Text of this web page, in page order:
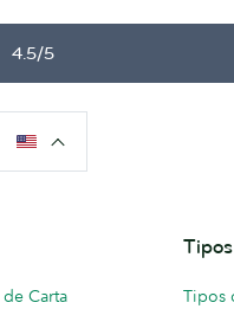
4.5/5
de Carta
Tipos